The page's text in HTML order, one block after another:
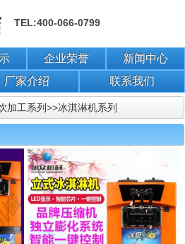
TEL:400-066-0799
企业荣誉
新闻中心
厂家介绍 联系我们
加工系列>>冰淇淋机系列